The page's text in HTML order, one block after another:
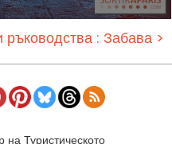
ръководства : Забава >
Туристическото